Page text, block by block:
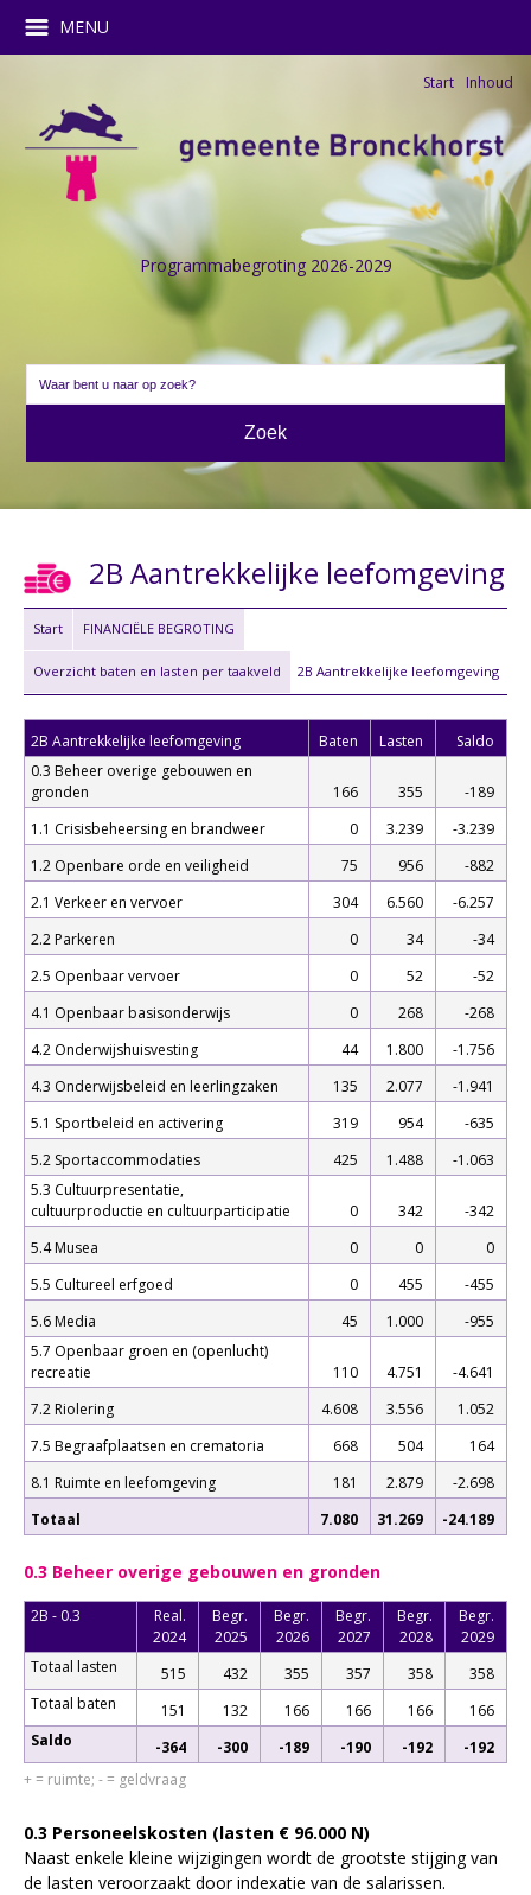
Programmabegroting 2026-2029
Start Inhoud
MENU
2B Aantrekkelijke leefomgeving
Start FINANCIËLE BEGROTING
Overzicht baten en lasten per taakveld 2B Aantrekkelijke leefomgeving
2B Aantrekkelijke leefomgeving Baten Lasten
Saldo
0.3 Beheer overige gebouwen en
gronden
166 355
-189
1.1 Crisisbeheersing en brandweer
0 3.239
-3.239
1.2 Openbare orde en veiligheid
75 956
-882
2.1 Verkeer en vervoer
304 6.560
-6.257
2.2 Parkeren
0 34
-34
2.5 Openbaar vervoer
0 52
-52
4.1 Openbaar basisonderwijs
0 268
-268
4.2 Onderwijshuisvesting
44 1.800
-1.756
4.3 Onderwijsbeleid en leerlingzaken
135 2.077
-1.941
5.1 Sportbeleid en activering
319 954
-635
5.2 Sportaccommodaties
425 1.488
-1.063
5.3 Cultuurpresentatie,
cultuurproductie en cultuurparticipatie
0 342
-342
5.4 Musea
0 0
0
5.5 Cultureel erfgoed
0 455
-455
5.6 Media
45 1.000
-955
5.7 Openbaar groen en (openlucht)
recreatie
110 4.751
-4.641
7.2 Riolering
4.608 3.556
1.052
7.5 Begraafplaatsen en crematoria
668 504
164
8.1 Ruimte en leefomgeving
181 2.879
-2.698
Totaal
7.080 31.269 -24.189
0.3 Beheer overige gebouwen en gronden
2B - 0.3
Real.
2024
Begr.
2025
Begr.
2026
Begr.
2027
Begr.
2028
Begr.
2029
Totaal lasten
515 432 355 357 358
358
Totaal baten
151 132 166 166 166
166
Saldo
-364 -300 -189 -190 -192
-192
+ = ruimte; - = geldvraag
0.3 Personeelskosten (lasten € 96.000 N)
Naast enkele kleine wijzigingen wordt de grootste stijging van
de lasten veroorzaakt door indexatie van de salarissen.